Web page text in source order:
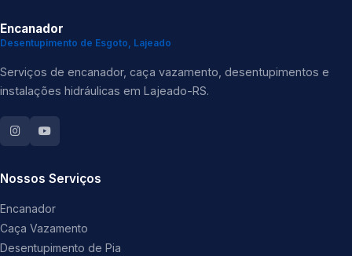
Encanador
Desentupimento de Esgoto, Lajeado
Serviços de encanador, caça vazamento, desentupimentos e
instalações hidráulicas em Lajeado-RS.
Nossos Serviços
Encanador
Caça Vazamento
Desentupimento de Pia